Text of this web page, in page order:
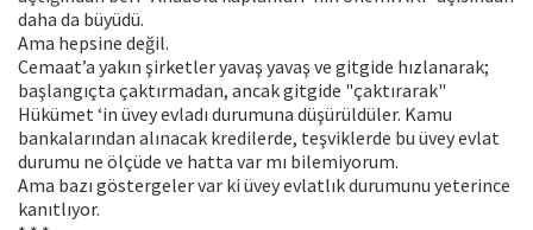
daha da büyüdü.
Ama hepsine değil.
Cemaat’a yakın şirketler yavaş yavaş ve gitgide hızlanarak;
başlangıçta çaktırmadan, ancak gitgide "çaktırarak"
Hükümet ‘in üvey evladı durumuna düşürüldüler. Kamu
bankalarından alınacak kredilerde, teşviklerde bu üvey evlat
durumu ne ölçüde ve hatta var mı bilemiyorum.
Ama bazı göstergeler var ki üvey evlatlık durumunu yeterince
kanıtlıyor.